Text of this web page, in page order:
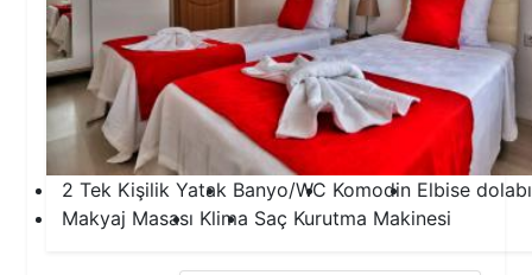
2 Tek Kişilik Yatak Banyo/WC Komodin Elbise dolabı
Makyaj Masası Klima Saç Kurutma Makinesi